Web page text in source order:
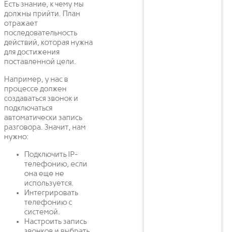
Есть знание, к чему мы
должны прийти. План
отражает
последовательность
действий, которая нужна
для достижения
поставленной цели.
Например, у нас в
процессе должен
создаваться звонок и
подключаться
автоматически запись
разговора. Значит, нам
нужно:
Подключить IP-
телефонию, если
она еще не
используется.
Интегрировать
телефонию с
системой.
Настроить запись